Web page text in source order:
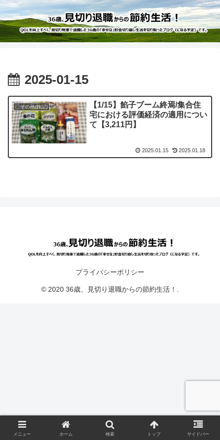
2025-01-15
〇その他(雑記)
【1/15】餡子ブーム終焉/集合住
宅における評価経済の適用につい
て【3,211円】
2025.01.15 2025.01.18
プライバシーポリシー
© 2020 36歳、見切り退職からの節約生活！.
メニュー ホーム 検索 トップ サイドバー